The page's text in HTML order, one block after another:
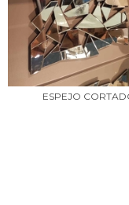
ESPEJO